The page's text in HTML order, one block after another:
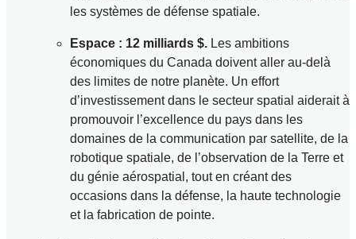
les systèmes de défense spatiale.
Espace : 12 milliards $. Les ambitions
économiques du Canada doivent aller au-delà
des limites de notre planète. Un effort
d’investissement dans le secteur spatial aiderait à
promouvoir l’excellence du pays dans les
domaines de la communication par satellite, de la
robotique spatiale, de l’observation de la Terre et
du génie aérospatial, tout en créant des
occasions dans la défense, la haute technologie
et la fabrication de pointe.